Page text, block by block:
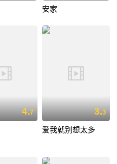
安家
4.7 3.3
爱我就别想太多